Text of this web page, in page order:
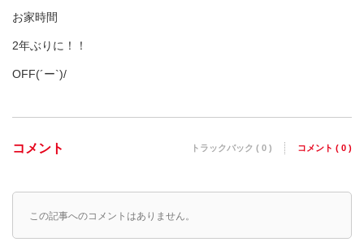
お家時間
2年ぶりに！！
OFF(´ー`)/
コメント トラックバック ( 0 ) コメント ( 0 )
この記事へのコメントはありません。